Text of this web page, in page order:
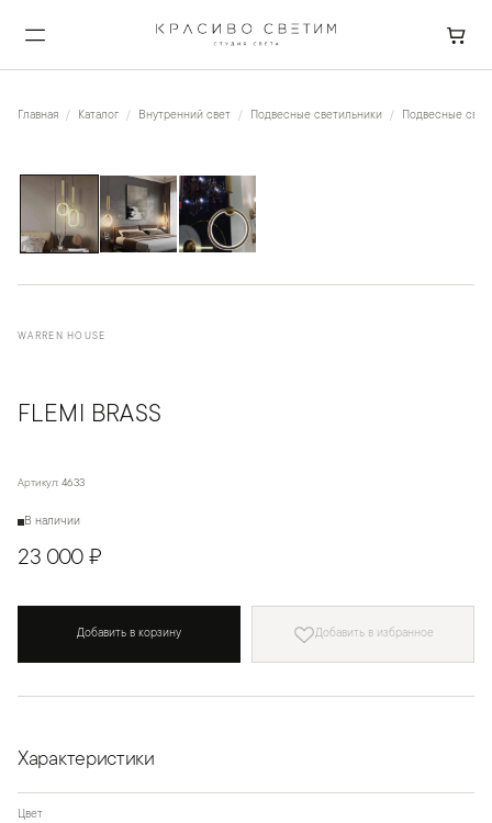
Главная Каталог Внутренний свет Подвесные светильники Подвесные
WARREN HOUSE
FLEMI BRASS
Артикул: 4633
В наличии
23 000 ₽
Добавить в корзину Добавить в избранное
Характеристики
Цвет